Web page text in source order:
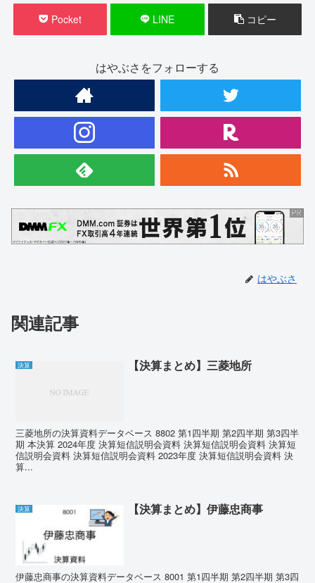
Pocket LINE コピー
はやぶさをフォローする
はやぶさ
関連記事
決算 【決算まとめ】三菱地所
三菱地所の決算資料データベース 8802 第1四半期 第2四半期 第3四半
期 本決算 2024年度 決算短信説明会資料 決算短信説明会資料 決算短
信説明会資料 決算短信説明会資料 2023年度 決算短信説明会資料 決
算...
決算 【決算まとめ】伊藤忠商事
伊藤忠商事の決算資料データベース 8001 第1四半期 第2四半期 第3四